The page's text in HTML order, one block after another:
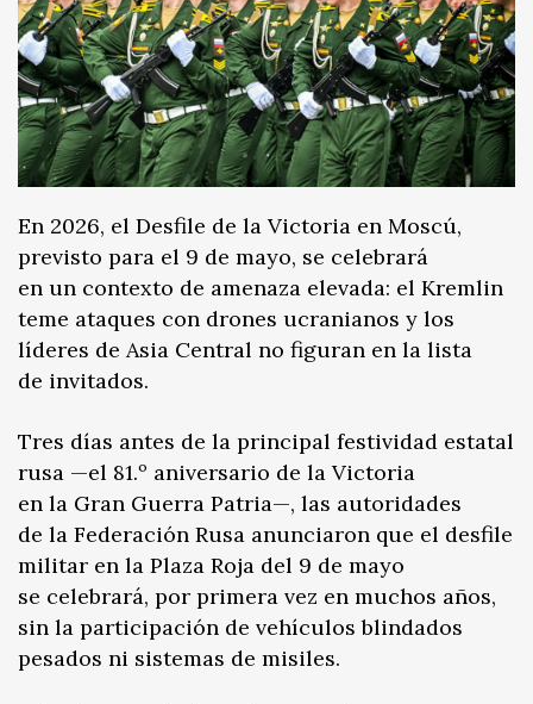
En 2026, el Desfile de la Victoria en Moscú,
previsto para el 9 de mayo, se celebrará
en un contexto de amenaza elevada: el Kremlin
teme ataques con drones ucranianos y los
líderes de Asia Central no figuran en la lista
de invitados.
Tres días antes de la principal festividad estatal
rusa —el 81.º aniversario de la Victoria
en la Gran Guerra Patria—, las autoridades
de la Federación Rusa anunciaron que el desfile
militar en la Plaza Roja del 9 de mayo
se celebrará, por primera vez en muchos años,
sin la participación de vehículos blindados
pesados ni sistemas de misiles.